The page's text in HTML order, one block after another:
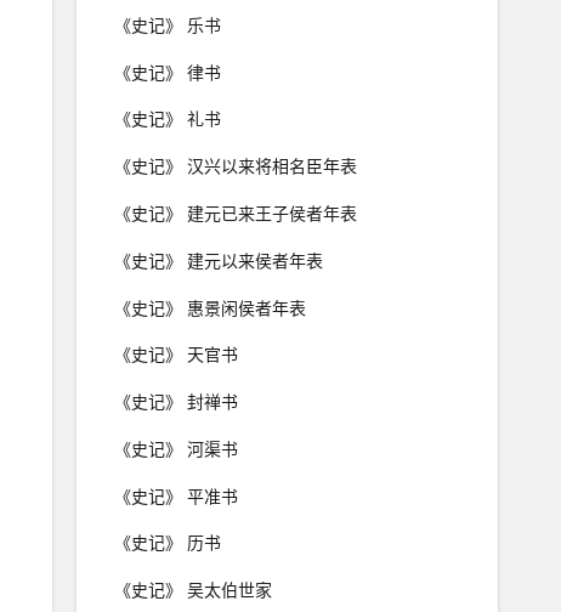
《史记》 乐书
《史记》 律书
《史记》 礼书
《史记》 汉兴以来将相名臣年表
《史记》 建元已来王子侯者年表
《史记》 建元以来侯者年表
《史记》 惠景闲侯者年表
《史记》 天官书
《史记》 封禅书
《史记》 河渠书
《史记》 平准书
《史记》 历书
《史记》 吴太伯世家